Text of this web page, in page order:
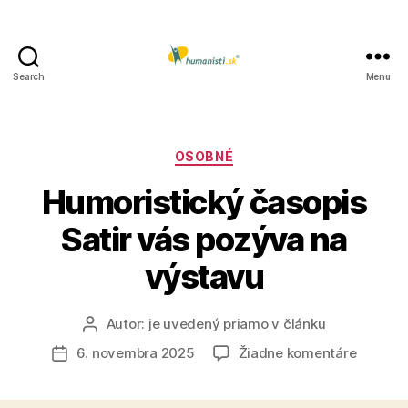
Search Menu
Kategórie
OSOBNÉ
Humoristický časopis
Satir vás pozýva na
výstavu
AutorAutor: je uvedený priamo v článku
Dátum6. novembra 2025 Žiadne komentárena